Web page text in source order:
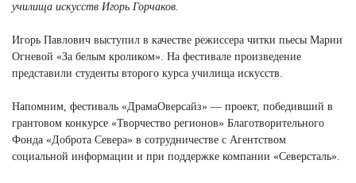
училища искусств Игорь Горчаков.
Игорь Павлович выступил в качестве режиссера читки пьесы Марии
Огневой «За белым кроликом». На фестивале произведение
представили студенты второго курса училища искусств.
Напомним, фестиваль «ДрамаОверсайз» — проект, победивший в
грантовом конкурсе «Творчество регионов» Благотворительного
Фонда «Доброта Севера» в сотрудничестве с Агентством
социальной информации и при поддержке компании «Северсталь».